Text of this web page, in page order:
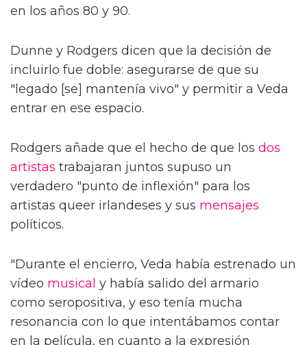
en los años 80 y 90.
Dunne y Rodgers dicen que la decisión de
incluirlo fue doble: asegurarse de que su
"legado [se] mantenía vivo" y permitir a Veda
entrar en ese espacio.
Rodgers añade que el hecho de que los dos
artistas trabajaran juntos supuso un
verdadero "punto de inflexión" para los
artistas queer irlandeses y sus mensajes
políticos.
"Durante el encierro, Veda había estrenado un
vídeo musical y había salido del armario
como seropositiva, y eso tenía mucha
resonancia con lo que intentábamos contar
en la película, en cuanto a la expresión